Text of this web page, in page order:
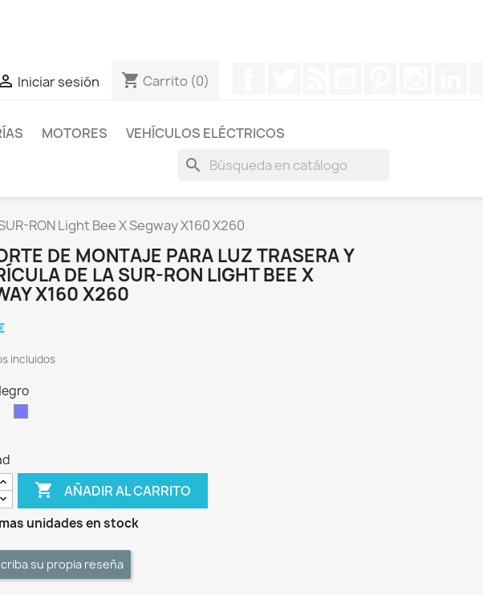
 Iniciar sesión shopping_cart Carrito (0)
MOTORES VEHÍCULOS ELÉCTRICOS
search
RON Light Bee X Segway X160 X260
DE MONTAJE PARA LUZ TRASERA Y
DE LA SUR-RON LIGHT BEE X
X160 X260
incluidos
 AÑADIR AL CARRITO
unidades en stock
su propia reseña